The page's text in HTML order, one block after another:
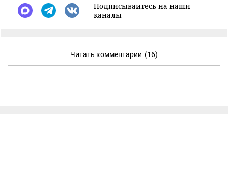
Подписывайтесь на наши
каналы
Читать комментарии (16)